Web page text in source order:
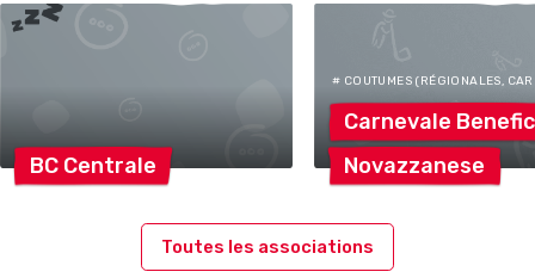
BC Centrale
# COUTUMES (RÉGIONALES,
Carnevale
Novazzanese
Toutes les associations